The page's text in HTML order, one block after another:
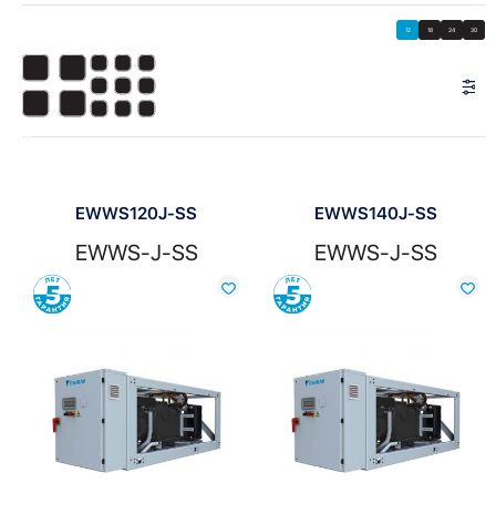
12 18 24 30
Показать:
EWWS120J-SS
EWWS-J-SS
Сравнить
EWWS140J-SS
EWWS-J-SS
Сравнить